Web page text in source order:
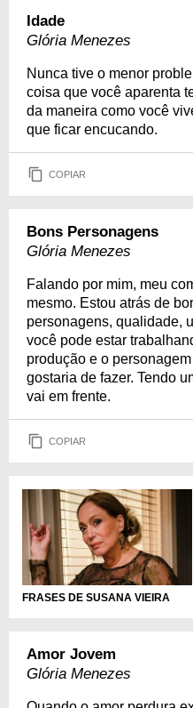
Idade
Glória Menezes
Nunca tive o menor
coisa que você aparenta
da maneira como você
que ficar encucando.
COPIAR
Bons Personagens
Glória Menezes
Falando por mim, meu
mesmo. Estou atrás de
personagens, qualidade,
você pode estar
produção e o
gostaria de fazer. Tendo
vai em frente.
COPIAR
FRASES DE SUSANA VIEIRA
Amor Jovem
Glória Menezes